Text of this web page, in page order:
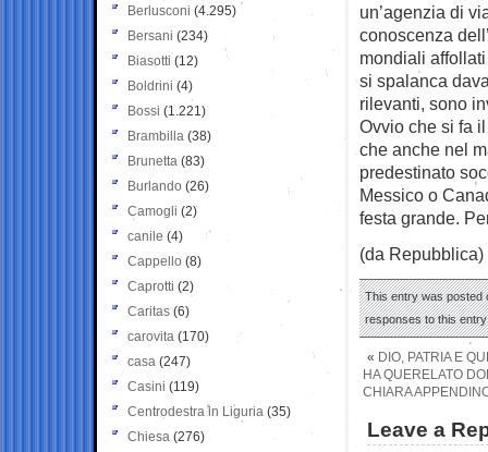
un’agenzia di
conoscenza
mondiali
si spalanca
rilevanti, sono
Ovvio che si fa
che anche nel
predestinato
Messico o
festa grande.
(da Repubblica)
This entry was posted
responses to this
« DIO, PATRIA E
HA QUERELATO
CHIARA
Leave a
Berlusconi (4.295)
Bersani (234)
Biasotti (12)
Boldrini (4)
Bossi (1.221)
Brambilla (38)
Brunetta (83)
Burlando (26)
Camogli (2)
canile (4)
Cappello (8)
Caprotti (2)
Caritas (6)
carovita (170)
casa (247)
Casini (119)
Centrodestra in Liguria (35)
Chiesa (276)